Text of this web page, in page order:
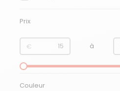
Prix
de€ à
Couleur